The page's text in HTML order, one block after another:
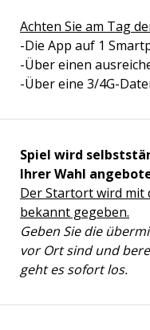
Achten Sie am Tag
-Die App auf 1
-Über einen
-Über eine 3/4G-
Spiel wird
Ihrer Wahl
Der Startort wird mit
bekannt gegeben.
Geben Sie die
vor Ort sind und
geht es sofort los.